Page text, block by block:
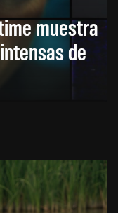
muestra
de